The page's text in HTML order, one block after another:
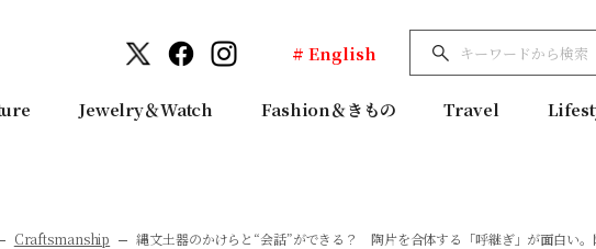
# English
Jewelry＆Watch Fashion＆きもの Travel
Craftsmanship 縄文土器のかけらと“会話”ができる？ 陶片を合体する「呼継ぎ」が面白い